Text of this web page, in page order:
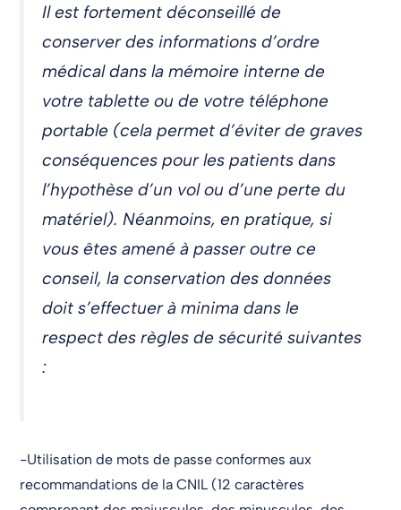
Il est fortement déconseillé de
conserver des informations d’ordre
médical dans la mémoire interne de
votre tablette ou de votre téléphone
portable (cela permet d’éviter de graves
conséquences pour les patients dans
l’hypothèse d’un vol ou d’une perte du
matériel). Néanmoins, en pratique, si
vous êtes amené à passer outre ce
conseil, la conservation des données
doit s’effectuer à minima dans le
respect des règles de sécurité suivantes
:
-Utilisation de mots de passe conformes aux
recommandations de la CNIL (12 caractères